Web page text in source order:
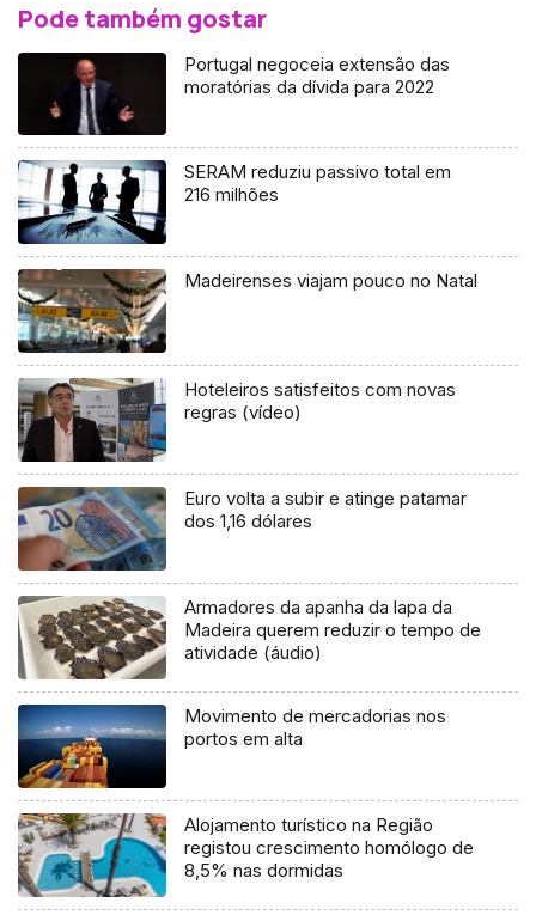
Pode também gostar
Portugal negoceia extensão das
moratórias da dívida para 2022
SERAM reduziu passivo total em
216 milhões
Madeirenses viajam pouco no Natal
Hoteleiros satisfeitos com novas
regras (vídeo)
Euro volta a subir e atinge patamar
dos 1,16 dólares
Armadores da apanha da lapa da
Madeira querem reduzir o tempo de
atividade (áudio)
Movimento de mercadorias nos
portos em alta
Alojamento turístico na Região
registou crescimento homólogo de
8,5% nas dormidas